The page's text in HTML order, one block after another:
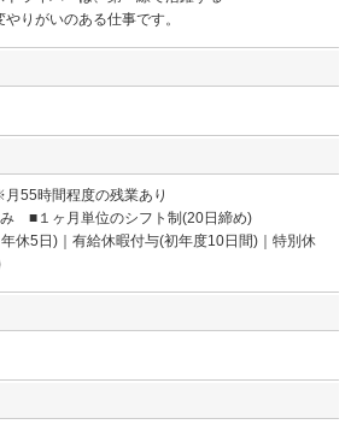
りがいのある仕事です。
55時間程度の残業あり
■１ヶ月単位のシフト制(20日締め)
休5日)｜有給休暇付与(初年度10日間)｜特別休